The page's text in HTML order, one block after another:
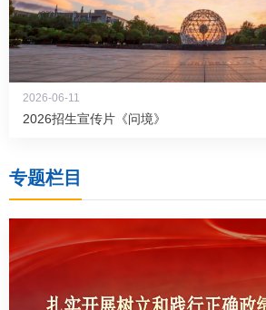
2026-06-11
2026招生宣传片《问境》
专题栏目